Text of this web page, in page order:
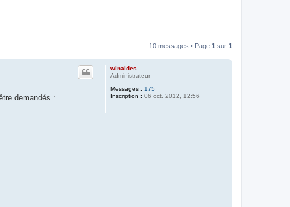
10 messages • Page 1 sur 1
winaides
Administrateur
Messages : 175
Inscription : 06 oct. 2012, 12:56
demandés :